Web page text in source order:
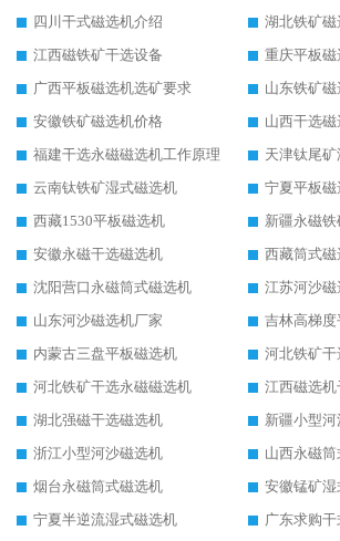
四川干式磁选机介绍
湖北铁矿
江西磁铁矿干选设备
重庆平板
广西平板磁选机选矿要求
山东铁矿
安徽铁矿磁选机价格
山西干选磁
福建干选永磁磁选机工作原理
天津钛尾
云南钛铁矿湿式磁选机
宁夏平板
西藏1530平板磁选机
新疆永磁
安徽永磁干选磁选机
沈阳营口永磁筒式磁选机
江苏河沙
山东河沙磁选机厂家
吉林高梯
内蒙古三盘平板磁选机
河北铁矿
河北铁矿干选永磁磁选机
江西磁选机
湖北强磁干选磁选机
新疆小型
浙江小型河沙磁选机
山西永磁
烟台永磁筒式磁选机
安徽锰矿
宁夏半逆流湿式磁选机
广东求购